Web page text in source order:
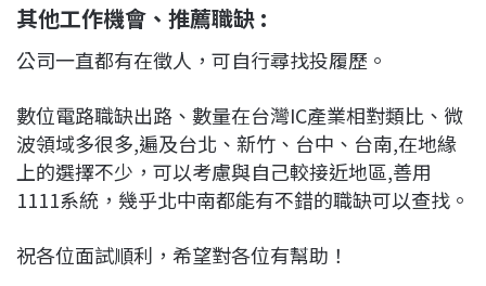
其他工作機會、推薦職缺 :
公司一直都有在徵人，可自行尋找投履歷。
數位電路職缺出路、數量在台灣IC產業相對類比、微
波領域多很多,遍及台北、新竹、台中、台南,在地緣
上的選擇不少，可以考慮與自己較接近地區,善用
1111系統，幾乎北中南都能有不錯的職缺可以查找。
祝各位面試順利，希望對各位有幫助！